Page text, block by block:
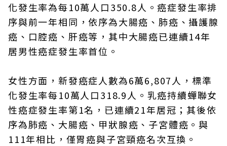
化發生率為每10萬人口350.8人。癌症發生率排
序與前一年相同，依序為大腸癌、肺癌、攝護腺
癌、口腔癌、肝癌等，其中大腸癌已連續14年
居男性癌症發生率首位。
女性方面，新發癌症人數為6萬6,807人，標準
化發生率每10萬人口318.9人。乳癌持續蟬聯女
性癌症發生率第1名，已連續21年居冠；其後依
序為肺癌、大腸癌、甲狀腺癌、子宮體癌。與
111年相比，僅胃癌與子宮頸癌名次互換。